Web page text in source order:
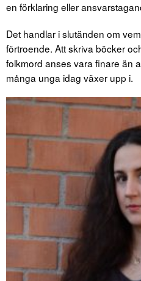
en förklaring eller
Det handlar i slutänden om
förtroende. Att skriva böcker
folkmord anses vara finare än
många unga idag växer upp i.